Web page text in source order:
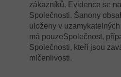
zákazníků. Evidence se
Společnosti. Šanony
uloženy v
má pouzeSpolečnost,
Společnosti, kteří jsou
mlčenlivosti.